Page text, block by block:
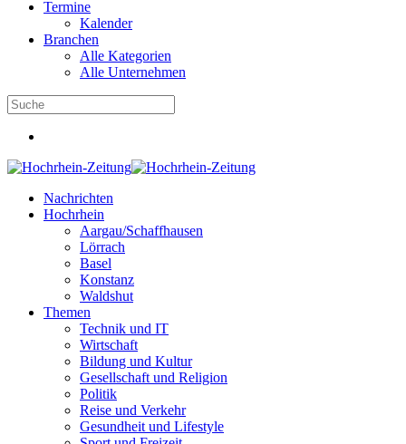
Termine
Kalender
Branchen
Alle Kategorien
Alle Unternehmen
Nachrichten
Hochrhein
Aargau/Schaffhausen
Lörrach
Basel
Konstanz
Waldshut
Themen
Technik und IT
Wirtschaft
Bildung und Kultur
Gesellschaft und Religion
Politik
Reise und Verkehr
Gesundheit und Lifestyle